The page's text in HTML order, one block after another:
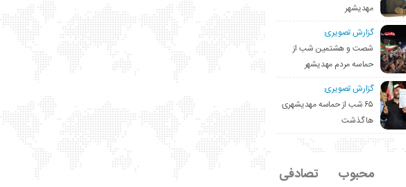
مهدیشهر
گزارش تصویری:
شصت و هشتمین شب از
حماسه مردم مهدیشهر
گزارش تصویری:
۶۵ شب از حماسه مهدیشهری
ها گذشت
محبوب تصادفی